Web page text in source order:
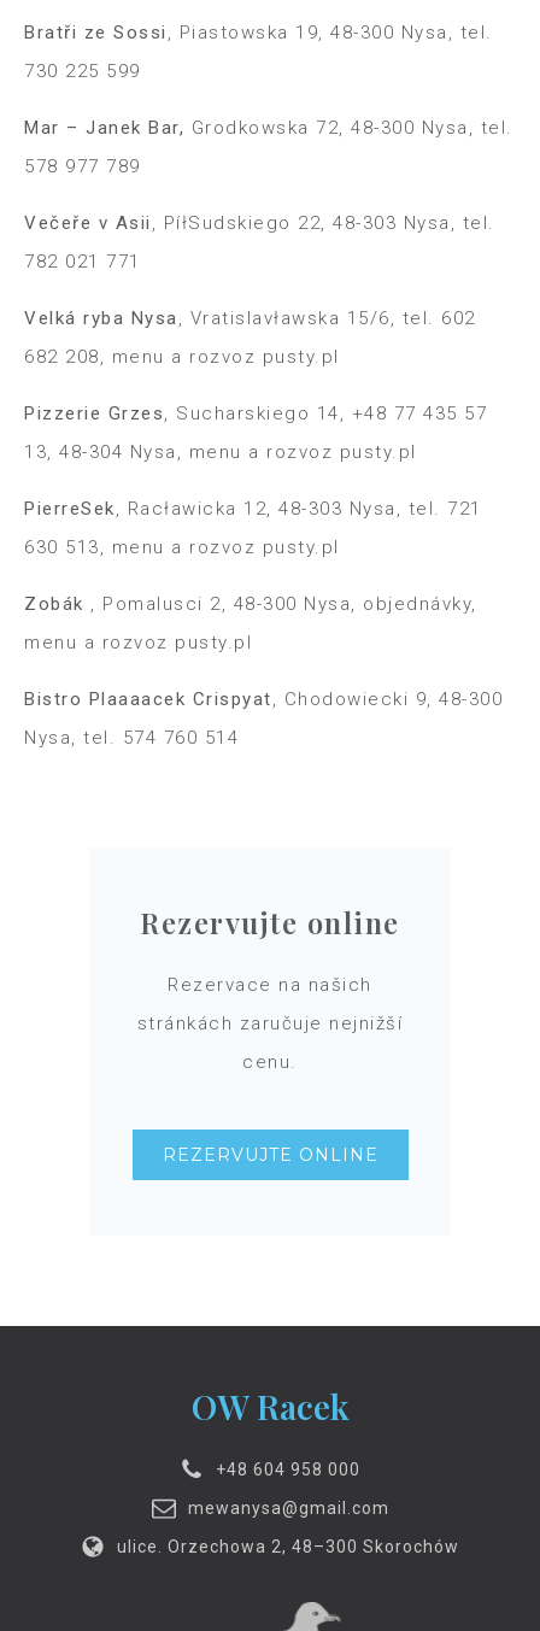
Bratři ze Sossi , Piastowska 19, 48-300 Nysa, tel.
730 225 599
Mar – Janek Bar, Grodkowska 72, 48-300 Nysa, tel.
578 977 789
Večeře v Asii , PíłSudskiego 22, 48-303 Nysa, tel.
782 021 771
Velká ryba Nysa, Vratislavławska 15/6, tel. 602
682 208, menu a rozvoz pusty.pl
Pizzerie Grze s, Sucharskiego 14, +48 77 435 57
13, 48-304 Nysa, menu a rozvoz pusty.pl
PierreSek, Racławicka 12, 48-303 Nysa, tel. 721
630 513, menu a rozvoz pusty.pl
Zobák , Pomalus ci 2, 48-300 Nysa, objednávky,
menu a rozvoz pusty.pl
Bistro Plaaaacek Crispyat, Chodowiecki 9, 48-300
Nysa, tel. 574 760 514
Rezervujte online
Rezervace na našich
stránkách zaručuje nejnižší
cenu.
REZERVUJTE ONLINE
OW Racek
+48 604 958 000
mewanysa@gmail.com
ulice. Orzechowa 2, 48–300 Skorochów